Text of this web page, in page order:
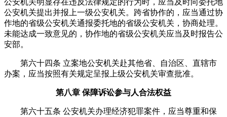
公安机关明显存在违反法律规定的行为时，应当及时向委托地
公安机关提出并报上一级公安机关。跨省协作的，应当通过协
作地的省级公安机关通报委托地的省级公安机关，协商处理。
未能达成一致意见的，协作地的省级公安机关应当及时报告公
安部。
第六十四条 立案地公安机关赴其他省、自治区、直辖市
办案，应当按照有关规定呈报上级公安机关审查批准。
第八章 保障诉讼参与人合法权益
第六十五条 公安机关办理经济犯罪案件，应当尊重和保